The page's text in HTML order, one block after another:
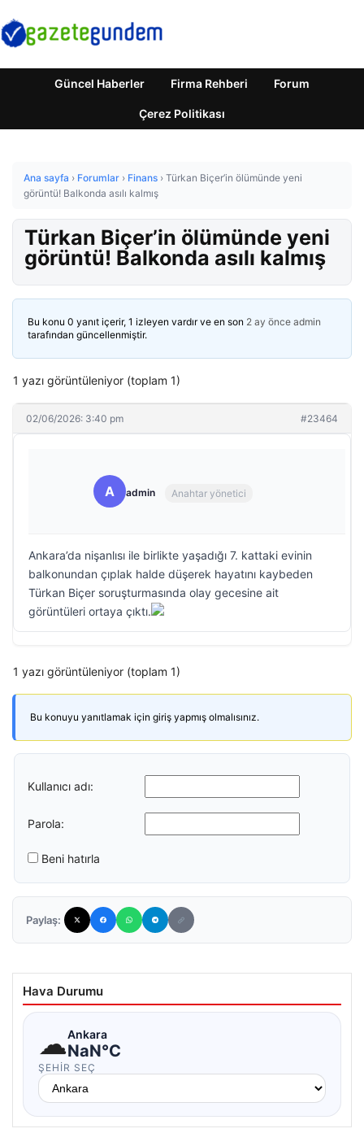
Güncel Haberler Firma Rehberi Forum
Çerez Politikası
Ana sayfa › Forumlar › Finans › Türkan Biçer’in ölümünde yeni
görüntü! Balkonda asılı kalmış
Türkan Biçer’in ölümünde yeni
görüntü! Balkonda asılı kalmış
Bu konu 0 yanıt içerir, 1 izleyen vardır ve en son 2 ay önce admin
tarafından güncellenmiştir.
1 yazı görüntüleniyor (toplam 1)
02/06/2026: 3:40 pm #23464
A admin Anahtar yönetici
Ankara’da nişanlısı ile birlikte yaşadığı 7. kattaki evinin
balkonundan çıplak halde düşerek hayatını kaybeden
Türkan Biçer soruşturmasında olay gecesine ait
görüntüleri ortaya çıktı.
1 yazı görüntüleniyor (toplam 1)
Bu konuyu yanıtlamak için giriş yapmış olmalısınız.
Kullanıcı adı:
Parola:
Beni hatırla
Paylaş:
Hava Durumu
☁Ankara
NaN°C
ŞEHIR SEÇ